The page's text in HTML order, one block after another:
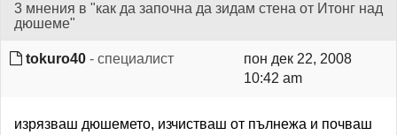
3 мнения в "как да започна да зидам стена от Итонг над
дюшеме"
tokuro40 - специалист
пон дек 22, 2008
10:42 am
изрязваш дюшемето, изчистваш от пълнежа и почваш